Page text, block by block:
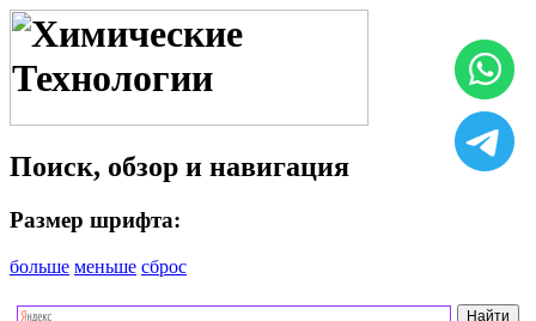
Поиск, обзор и навигация
Размер шрифта:
больше меньше сброс